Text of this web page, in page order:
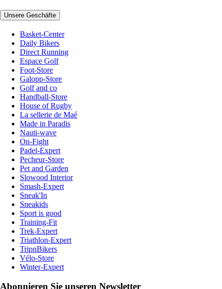
Unsere Geschäfte
Basket-Center
Daily Bikers
Direct Running
Espace Golf
Foot-Store
Galopp-Store
Golf and co
Handball-Store
House of Rugby
La sellerie de Maé
Made in Paradis
Nauti-wave
On-Fight
Padel-Expert
Pecheur-Store
Pet and Garden
Slowood Interior
Smash-Expert
Sneak'In
Sneakids
Sport is good
Training-Fit
Trek-Expert
Triathlon-Expert
TripnBikers
Vélo-Store
Winter-Expert
Abonnieren Sie unseren Newsletter